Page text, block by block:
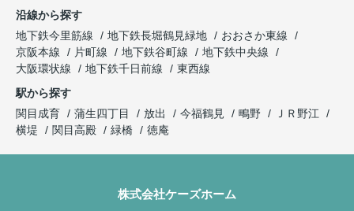
沿線から探す
地下鉄今里筋線
地下鉄長堀鶴見緑地
おおさか東線
京阪本線
片町線 地下鉄谷町線
地下鉄中央線
大阪環状線
地下鉄千日前線
東西線
駅から探す
関目成育
蒲生四丁目 放出 今福鶴見 鴫野
ＪＲ野江
横堤
関目高殿 緑橋 徳庵
株式会社ケーズホーム